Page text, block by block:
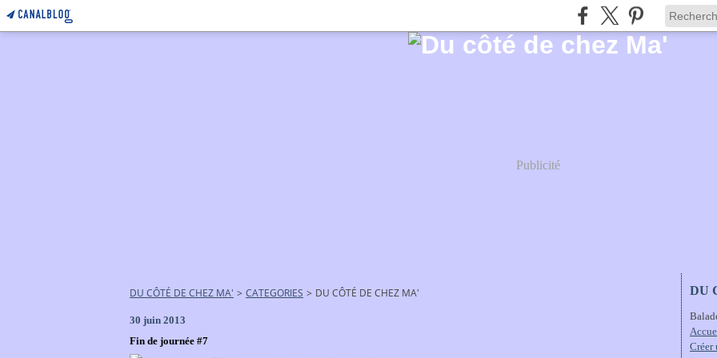
Publicité
DU CÔTÉ DE CHEZ MA' > CATEGORIES > DU CÔTÉ DE CHEZ MA'
30 juin 2013
Fin de journée #7
DU
Créer